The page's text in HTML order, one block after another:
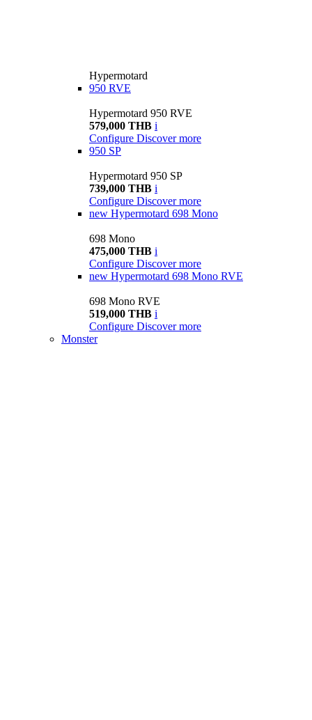
Hypermotard
950 RVE
Hypermotard 950 RVE
579,000 THB i
Configure Discover more
950 SP
Hypermotard 950 SP
739,000 THB i
Configure Discover more
new Hypermotard 698 Mono
698 Mono
475,000 THB i
Configure Discover more
new Hypermotard 698 Mono RVE
698 Mono RVE
519,000 THB i
Configure Discover more
Monster